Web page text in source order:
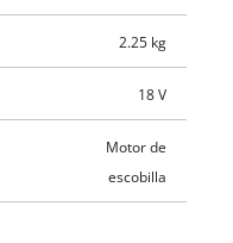
2.25 kg
18 V
Motor de
escobilla